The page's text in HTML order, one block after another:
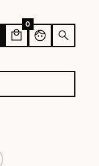
0
face search